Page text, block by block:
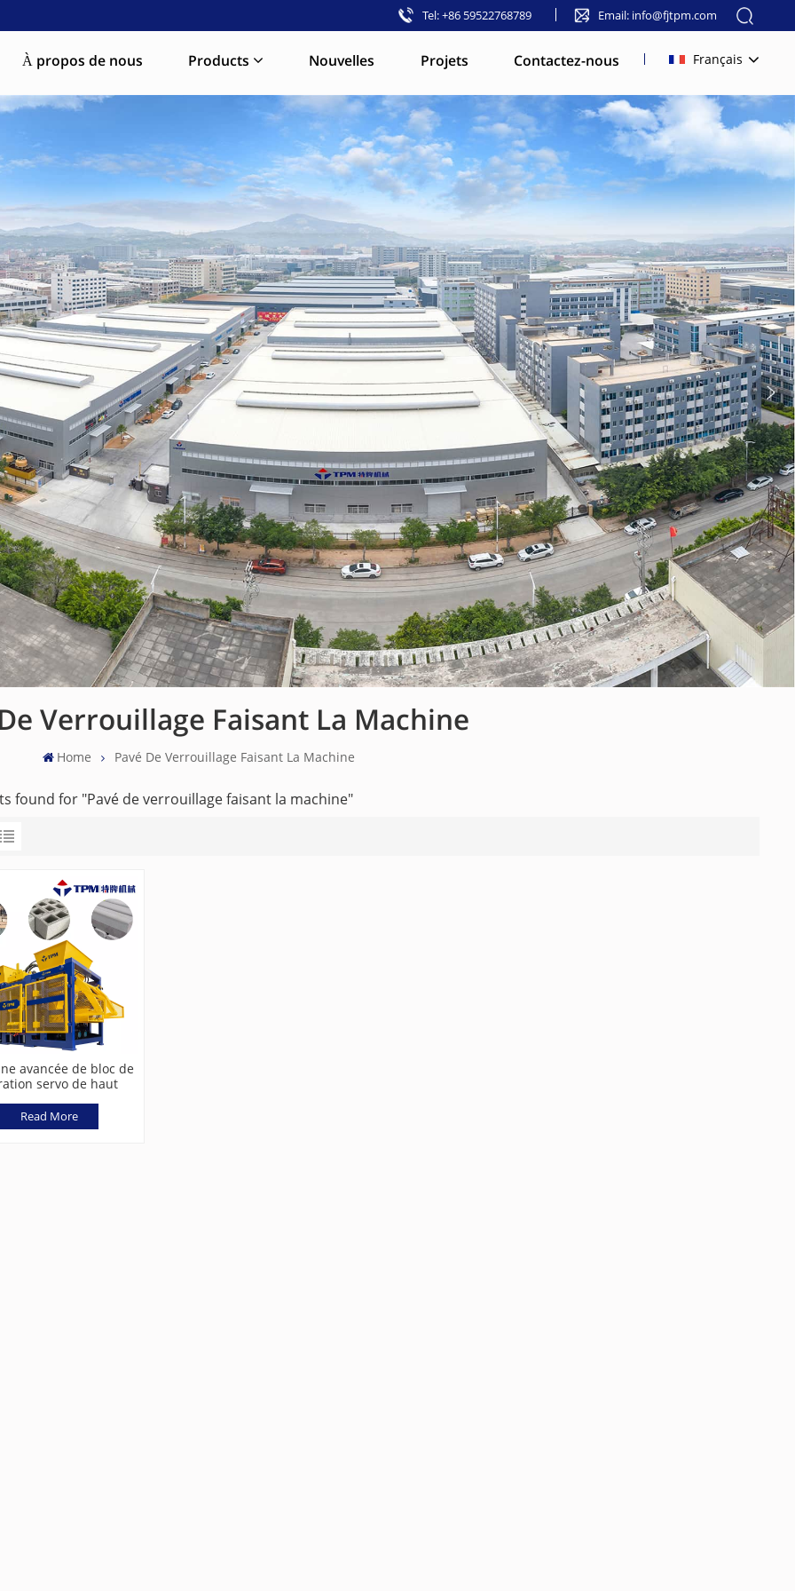
Tel: +86 59522768789 Email: info@fjtpm.com
À propos de nous Products Nouvelles Projets Contactez-nous Français
English
français
русский
español
العربية
Verrouillage Faisant La Machine
Home Pavé De Verrouillage Faisant La Machine
found for "Pavé de verrouillage faisant la machine"
avancée de bloc de
servo de haut
Read More